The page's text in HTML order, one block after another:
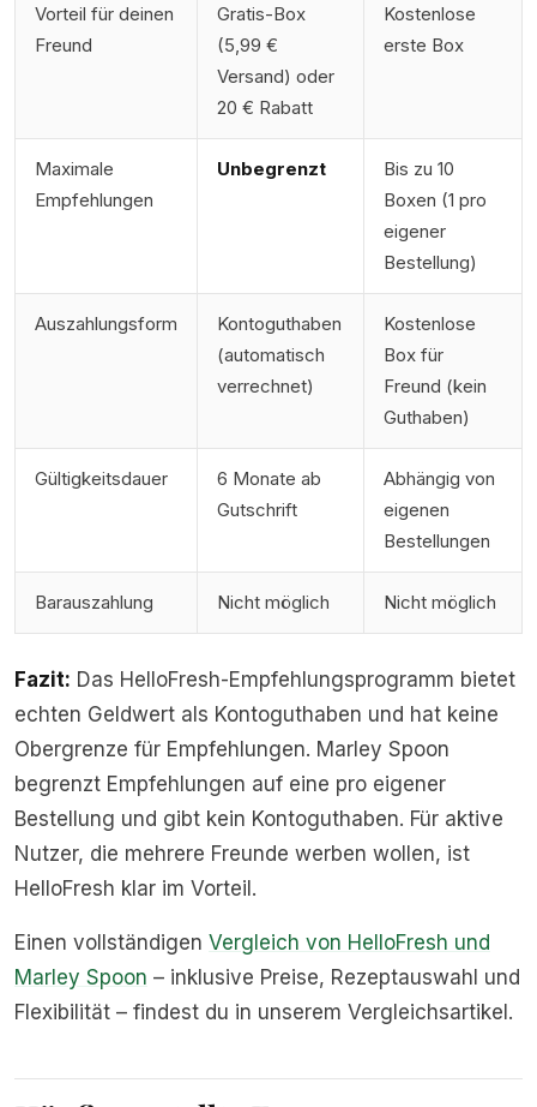
Vorteil für deinen
Freund
Gratis-Box
(5,99 €
Versand) oder
20 € Rabatt
Kostenlose
erste Box
Maximale
Empfehlungen
Unbegrenzt
Bis zu 10
Boxen (1 pro
eigener
Bestellung)
Auszahlungsform
Kontoguthaben
(automatisch
verrechnet)
Kostenlose
Box für
Freund (kein
Guthaben)
Gültigkeitsdauer
6 Monate ab
Gutschrift
Abhängig von
eigenen
Bestellungen
Barauszahlung Nicht möglich Nicht möglich
Fazit: Das HelloFresh-Empfehlungsprogramm bietet
echten Geldwert als Kontoguthaben und hat keine
Obergrenze für Empfehlungen. Marley Spoon
begrenzt Empfehlungen auf eine pro eigener
Bestellung und gibt kein Kontoguthaben. Für aktive
Nutzer, die mehrere Freunde werben wollen, ist
HelloFresh klar im Vorteil.
Einen vollständigen Vergleich von HelloFresh und
Marley Spoon – inklusive Preise, Rezeptauswahl und
Flexibilität – findest du in unserem Vergleichsartikel.